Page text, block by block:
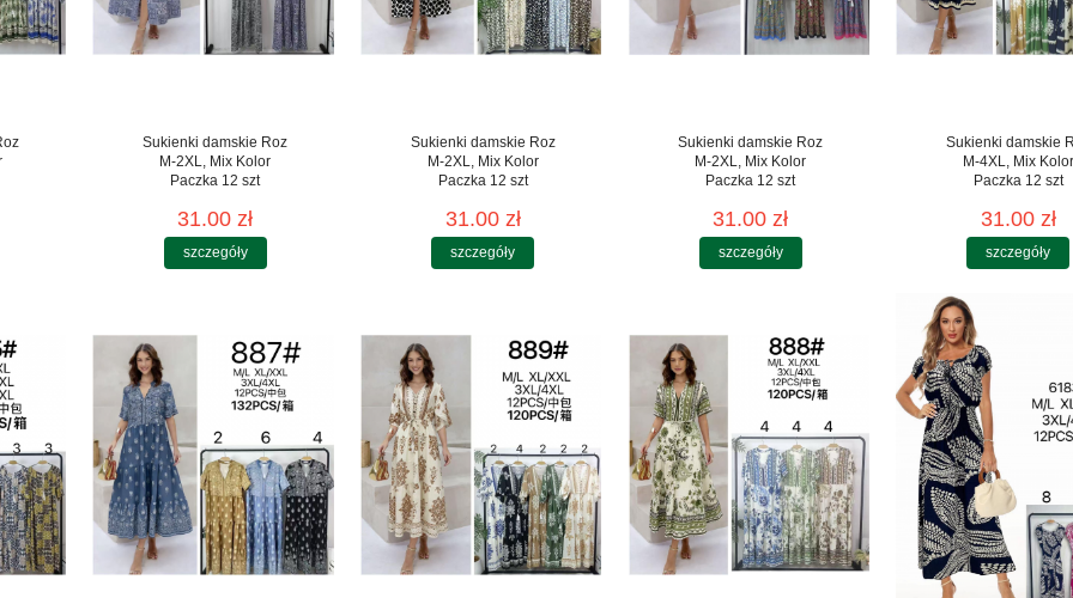
Sukienki damskie Roz
M-2XL, Mix Kolor
Paczka 12 szt
31.00 zł
szczegóły
Sukienki damskie Roz
M-2XL, Mix Kolor
Paczka 12 szt
31.00 zł
szczegóły
Sukienki damskie Roz
M-2XL, Mix Kolor
Paczka 12 szt
31.00 zł
szczegóły
Sukienki damskie
M-4XL, Mix Kolor
Paczka 12 szt
31.00 zł
szczegóły